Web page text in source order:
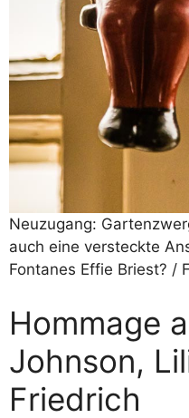
Neuzugang:
auch eine versteckte
Fontanes Effie Briest? /
Hommage
Johnson,
Friedrich